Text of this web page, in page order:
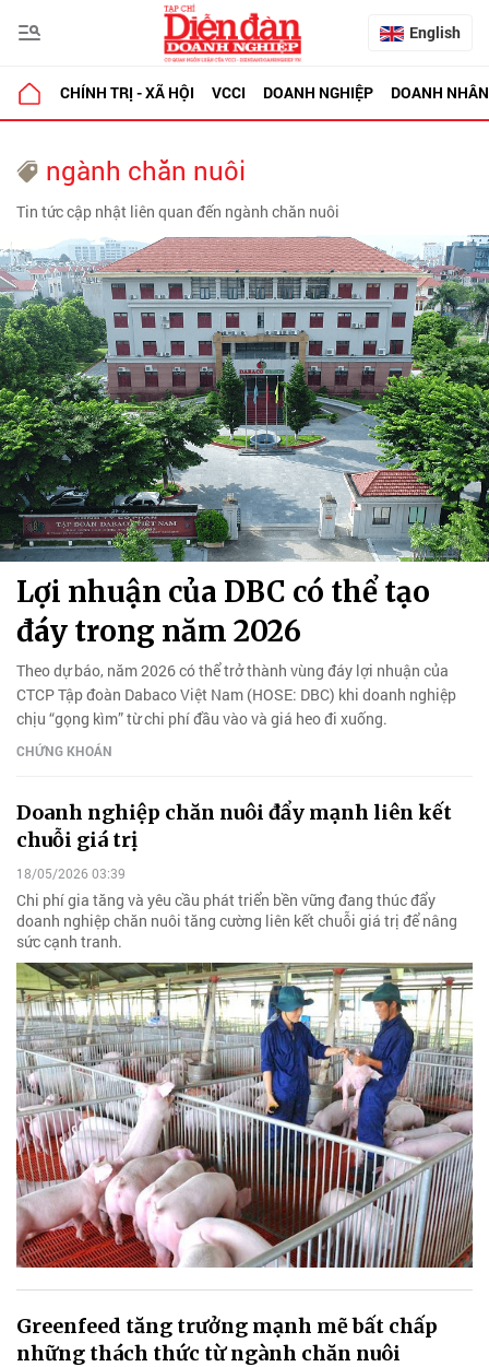
English
CHÍNH TRỊ - XÃ HỘI VCCI DOANH NGHIỆP DOANH NHÂN
ngành chăn nuôi
Tin tức cập nhật liên quan đến ngành chăn nuôi
Lợi nhuận của DBC có thể tạo
đáy trong năm 2026
Theo dự báo, năm 2026 có thể trở thành vùng đáy lợi nhuận của
CTCP Tập đoàn Dabaco Việt Nam (HOSE: DBC) khi doanh nghiệp
chịu “gọng kìm” từ chi phí đầu vào và giá heo đi xuống.
CHỨNG KHOÁN
Doanh nghiệp chăn nuôi đẩy mạnh liên kết
chuỗi giá trị
18/05/2026 03:39
Chi phí gia tăng và yêu cầu phát triển bền vững đang thúc đẩy
doanh nghiệp chăn nuôi tăng cường liên kết chuỗi giá trị để nâng
sức cạnh tranh.
Greenfeed tăng trưởng mạnh mẽ bất chấp
những thách thức từ ngành chăn nuôi